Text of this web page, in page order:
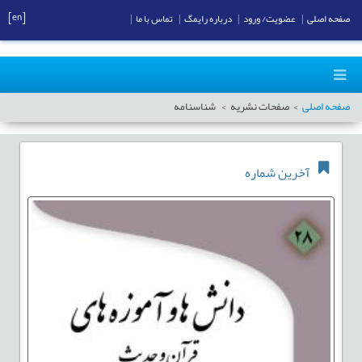
صفحه اصلی صفحات نشریه شناسنامه
آخرین شماره
صفحه اصلی عضویت/ ورود درباره رایمگ تماس با ما